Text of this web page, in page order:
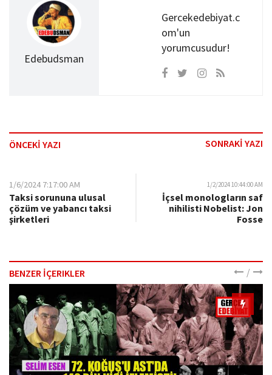
Edebudsman
Gercekedebiyat.c
om'un
yorumcusudur!
ÖNCEKİ YAZI SONRAKİ YAZI
1/6/2024 7:17:00 AM
Taksi sorununa ulusal
çözüm ve yabancı taksi
şirketleri
1/2/2024 10:44:00 AM
İçsel monologların saf
nihilisti Nobelist: Jon
Fosse
BENZER İÇERIKLER /